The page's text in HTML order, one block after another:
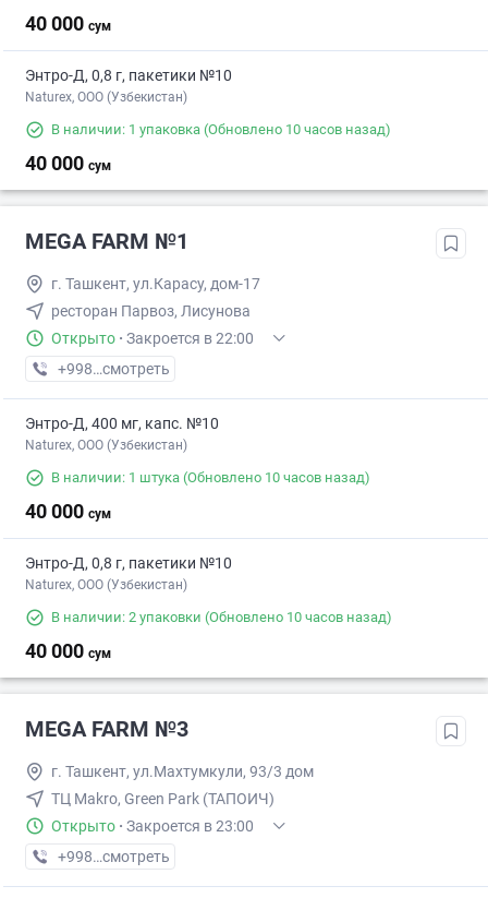
40 000 сум
Энтро-Д, 0,8 г, пакетики №10
Naturex, OOO (Узбекистан)
В наличии: 1 упаковка (Обновлено 10 часов назад)
40 000 сум
MEGA FARM №1
г. Ташкент, ул.Карасу, дом-17
ресторан Парвоз, Лисунова
Открыто · Закроется в 22:00
+998 (71) XXX-XX-XX
смотреть
Энтро-Д, 400 мг, капс. №10
Naturex, OOO (Узбекистан)
В наличии: 1 штука (Обновлено 10 часов назад)
40 000 сум
Энтро-Д, 0,8 г, пакетики №10
Naturex, OOO (Узбекистан)
В наличии: 2 упаковки (Обновлено 10 часов назад)
40 000 сум
MEGA FARM №3
г. Ташкент, ул.Махтумкули, 93/3 дом
ТЦ Makro, Green Park (ТАПОИЧ)
Открыто · Закроется в 23:00
+998 (55) XXX-XX-XX
смотреть